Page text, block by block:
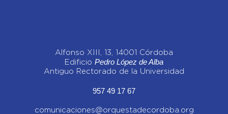
Alfonso XIII, 13, 14001 Córdoba
Edificio Pedro López de Alba
Antiguo Rectorado de la Universidad
957 49 17 67
comunicaciones@orquestadecordoba.org